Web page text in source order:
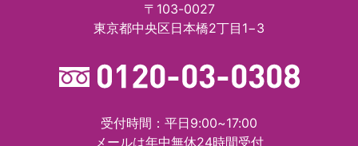
〒103-0027
東京都中央区日本橋2丁目1−3
受付時間：平日9:00~17:00
メールは年中無休24時間受付